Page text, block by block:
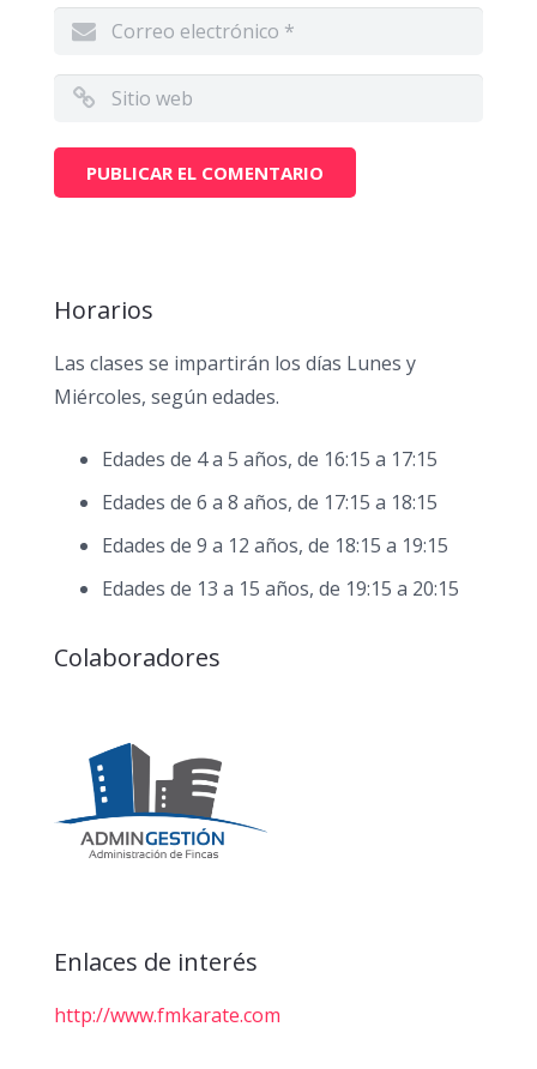
Horarios
Las clases se impartirán los días Lunes y
Miércoles, según edades.
Edades de 4 a 5 años, de 16:15 a 17:15
Edades de 6 a 8 años, de 17:15 a 18:15
Edades de 9 a 12 años, de 18:15 a 19:15
Edades de 13 a 15 años, de 19:15 a 20:15
Colaboradores
Enlaces de interés
http://www.fmkarate.com